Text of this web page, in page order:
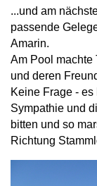
...und am
passende
Amarin.
Am Pool machte
und deren
Keine Frage -
Sympathie und
bitten und so
Richtung